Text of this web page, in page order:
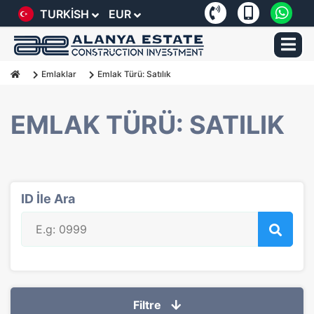
TURKISH EUR
Emlaklar Emlak Türü: Satılık
EMLAK TÜRÜ: SATILIK
ID İle Ara
Filtre